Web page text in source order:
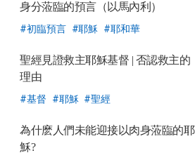
身分蒞臨的預言（以馬內利）
初臨預言 耶穌 耶和華
聖經見證救主耶穌基督 | 否認救主的
理由
基督 耶穌 聖經
為什麽人們未能迎接以肉身蒞臨的耶
穌?